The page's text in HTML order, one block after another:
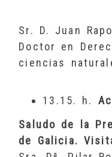
Sr. D. Juan
Doctor en
ciencias
13.15. h.
Saludo de la
de Galicia.